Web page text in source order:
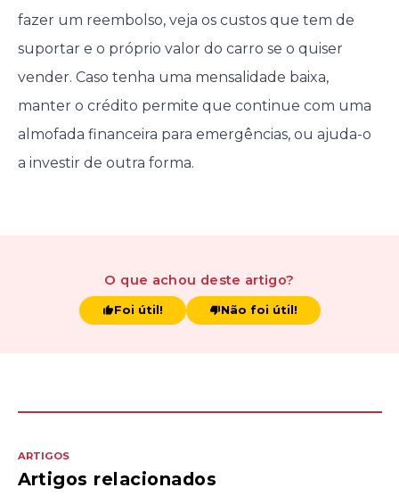
fazer um reembolso, veja os custos que tem de
suportar e o próprio valor do carro se o quiser
vender. Caso tenha uma mensalidade baixa,
manter o crédito permite que continue com uma
almofada financeira para emergências, ou ajuda-o
a investir de outra forma.
O que achou deste artigo?
Foi útil! Não foi útil!
ARTIGOS
Artigos relacionados